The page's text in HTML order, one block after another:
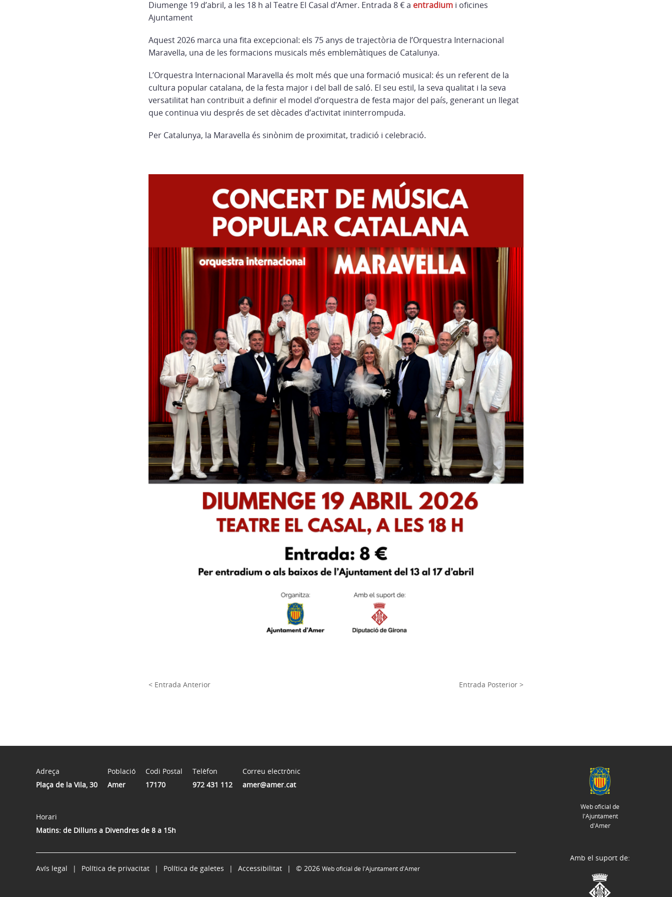
Diumenge 19 d’abril, a les 18 h al Teatre El Casal d’Amer. Entrada 8 € a entradium i oficines
Ajuntament
Aquest 2026 marca una fita excepcional: els 75 anys de trajectòria de l’Orquestra Internacional
Maravella, una de les formacions musicals més emblemàtiques de Catalunya.
L’Orquestra Internacional Maravella és molt més que una formació musical: és un referent de la
cultura popular catalana, de la festa major i del ball de saló. El seu estil, la seva qualitat i la seva
versatilitat han contribuït a definir el model d’orquestra de festa major del país, generant un llegat
que continua viu després de set dècades d’activitat ininterrompuda.
Per Catalunya, la Maravella és sinònim de proximitat, tradició i celebració.
< Entrada Anterior Entrada Posterior >
Adreça
Plaça de la Vila, 30
Població
Amer
Codi Postal
17170
Telèfon
972 431 112
Correu electrònic
amer@amer.cat
Horari
Matins: de Dilluns a Divendres de 8 a 15h
Web oficial de
l'Ajuntament
d'Amer
Avís legal Política de privacitat Política de galetes Accessibilitat © 2026 Web oficial de l'Ajuntament d'Amer
Amb el suport de: